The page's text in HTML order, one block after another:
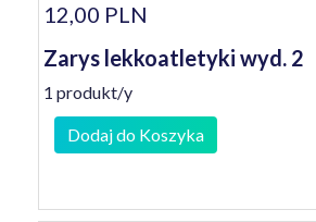
12,00 PLN
Zarys lekkoatletyki wyd. 2
1 produkt/y
Dodaj do Koszyka